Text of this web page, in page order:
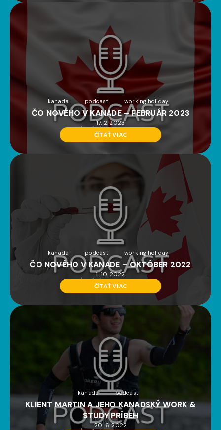
kanada podcast working holiday
ČO NOVÉHO V KANADE – FEBRUÁR 2023
17. 2. 2023
ČÍTAŤ VIAC
kanada podcast working holiday
ČO NOVÉHO V KANADE – OKTÓBER 2022
1. 10. 2022
ČÍTAŤ VIAC
kanada podcast
KLIENT MARTIN A JEHO KANADSKÝ WORK &
STUDY PRÍBEH
20. 6. 2022